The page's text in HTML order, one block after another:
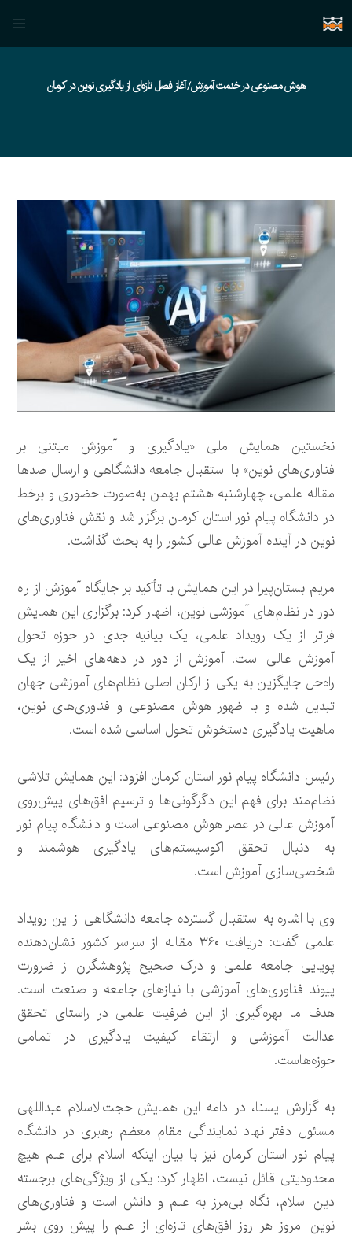
هوش مصنوعی در خدمت آموزش/ آغاز فصل تازه‌ای از یادگیری نوین در کرمان
نخستین همایش ملی «یادگیری و آموزش مبتنی بر
فناوری‌های نوین» با استقبال جامعه دانشگاهی و ارسال صدها
مقاله علمی، چهارشنبه هشتم بهمن به‌صورت حضوری و برخط
در دانشگاه پیام نور استان کرمان برگزار شد و نقش فناوری‌های
نوین در آینده آموزش عالی کشور را به بحث گذاشت.
مریم بستان‌پیرا در این همایش با تأکید بر جایگاه آموزش از راه
دور در نظام‌های آموزشی نوین، اظهار کرد: برگزاری این همایش
فراتر از یک رویداد علمی، یک بیانیه جدی در حوزه تحول
آموزش عالی است. آموزش از دور در دهه‌های اخیر از یک
راه‌حل جایگزین به یکی از ارکان اصلی نظام‌های آموزشی جهان
تبدیل شده و با ظهور هوش مصنوعی و فناوری‌های نوین،
ماهیت یادگیری دستخوش تحول اساسی شده است.
رئیس دانشگاه پیام نور استان کرمان افزود: این همایش تلاشی
نظام‌مند برای فهم این دگرگونی‌ها و ترسیم افق‌های پیش‌روی
آموزش عالی در عصر هوش مصنوعی است و دانشگاه پیام نور
به دنبال تحقق اکوسیستم‌های یادگیری هوشمند و
شخصی‌سازی آموزش است.
وی با اشاره به استقبال گسترده جامعه دانشگاهی از این رویداد
علمی گفت: دریافت ۳۶۰ مقاله از سراسر کشور نشان‌دهنده
پویایی جامعه علمی و درک صحیح پژوهشگران از ضرورت
پیوند فناوری‌های آموزشی با نیازهای جامعه و صنعت است.
هدف ما بهره‌گیری از این ظرفیت علمی در راستای تحقق
عدالت آموزشی و ارتقاء کیفیت یادگیری در تمامی
حوزه‌هاست.
به گزارش ایسنا، در ادامه این همایش حجت‌الاسلام عبداللهی
مسئول دفتر نهاد نمایندگی مقام معظم رهبری در دانشگاه
پیام نور استان کرمان نیز با بیان اینکه اسلام برای علم هیچ
محدودیتی قائل نیست، اظهار کرد: یکی از ویژگی‌های برجسته
دین اسلام، نگاه بی‌مرز به علم و دانش است و فناوری‌های
نوین امروز هر روز افق‌های تازه‌ای از علم را پیش روی بشر